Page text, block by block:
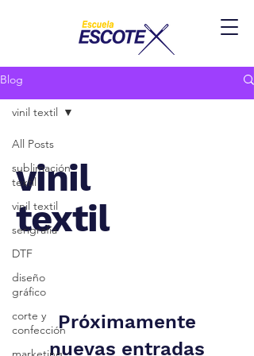
Blog
All Posts
sublimación
textil
vinil textil
serigrafía
DTF
diseño
gráfico
corte y
confección
vinil textil
vinil
textil
Próximamente
nuevas entradas